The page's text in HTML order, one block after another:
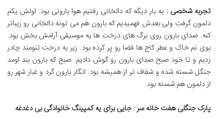
تجربه شخصی : یه بار دیگه که دالخانی رفتیم هوا بارونی بود. اولش یکم
دلمون گرفت ولی بعدش فهمیدیم که بارون هم می تونه دالخانی رو زیباتر
کنه. صدای بارون روی برگ های درخت ها یه موسیقی آرامش بخش بود.
بوی نم خاک و عطر کاج ها فضا رو پر کرده بود. زیر یه درخت تنومند چادر
زدیم و تا خود صبح صدای بارون رو گوش دادیم. صبح که بارون بند اومد
جنگل شسته شده و شفاف تر از همیشه بود. انگار بارون گرد و غبار شهر رو
از دلمون هم شسته بود.
پارک جنگلی هفت خانه سر : جایی برای یه کمپینگ خانوادگی بی دغدغه